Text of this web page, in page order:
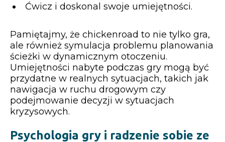
Ćwicz i doskonal swoje umiejętności.
Pamiętajmy, że chickenroad to nie tylko gra,
ale również symulacja problemu planowania
ścieżki w dynamicznym otoczeniu.
Umiejętności nabyte podczas gry mogą być
przydatne w realnych sytuacjach, takich jak
nawigacja w ruchu drogowym czy
podejmowanie decyzji w sytuacjach
kryzysowych.
Psychologia gry i radzenie sobie ze